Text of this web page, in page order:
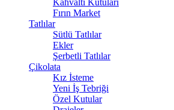
Kahvaltı Kutuları
Fırın Market
Tatlılar
Sütlü Tatlılar
Ekler
Şerbetli Tatlılar
Çikolata
Kız İsteme
Yeni İş Tebriği
Özel Kutular